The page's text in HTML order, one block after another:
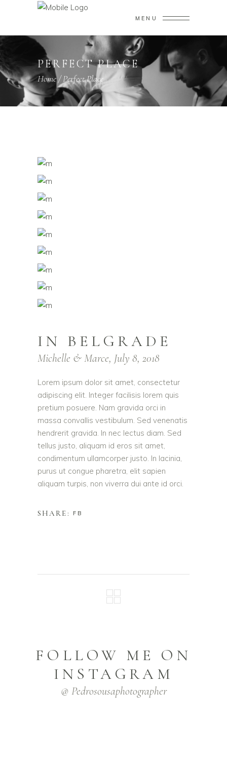
MENU
PERFECT PLACE
Home/Perfect Place
IN BELGRADE
Michelle & Marce, July 8, 2018
Lorem ipsum dolor sit amet, consectetur
adipiscing elit. Integer facilisis lorem quis
pretium posuere. Nam gravida orci in
massa convallis vestibulum. Sed venenatis
hendrerit gravida. In nec lectus diam. Sed
tellus justo, aliquam id eros sit amet,
condimentum ullamcorper justo. In lacinia,
purus ut congue pharetra, elit sapien
aliquam turpis, non viverra dui ante id orci.
SHARE: FB
FOLLOW ME ON
INSTAGRAM
@ Pedrosousaphotographer